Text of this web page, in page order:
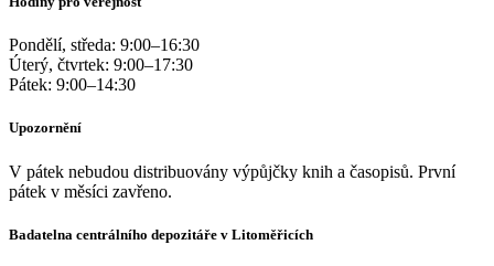
Pondělí, středa: 9:00–16:30
Úterý, čtvrtek: 9:00–17:30
Pátek: 9:00–14:30
Upozornění
V pátek nebudou distribuovány výpůjčky knih a časopisů. První
pátek v měsíci zavřeno.
Badatelna centrálního depozitáře v Litoměřicích